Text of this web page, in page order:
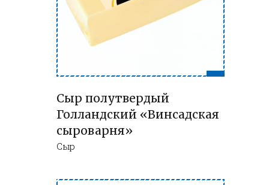
Сыр полутвердый
Голландский «Винсадская
сыроварня»
Сыр